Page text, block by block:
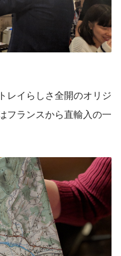
レイらしさ全開のオリジ
フランスから直輸入の一